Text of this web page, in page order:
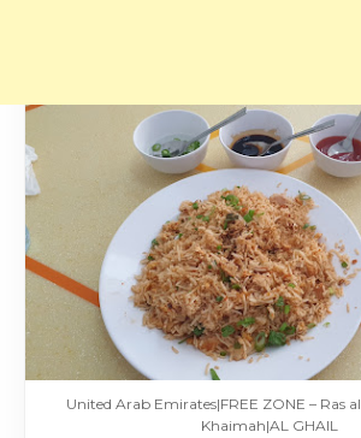
مطعم زيكا الغيل – United Arab Emirates|FREE ZONE – Ras al
Khaimah|AL GHAIL